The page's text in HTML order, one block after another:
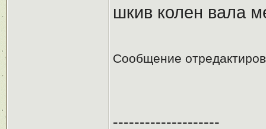
шкив колен вала
Сообщение
--------------------